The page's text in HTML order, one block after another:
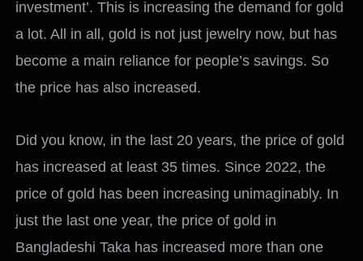
investment’. This is increasing the demand for gold
a lot. All in all, gold is not just jewelry now, but has
become a main reliance for people’s savings. So
the price has also increased.
Did you know, in the last 20 years, the price of gold
has increased at least 35 times. Since 2022, the
price of gold has been increasing unimaginably. In
just the last one year, the price of gold in
Bangladeshi Taka has increased more than one